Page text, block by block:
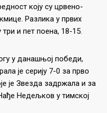
коју су црвено-
Разлика у првих
и пет поена, 18-15.
у данашњој победи,
је серију 7-0 за прво
је Звезда задржала и за
Недељков у тимској